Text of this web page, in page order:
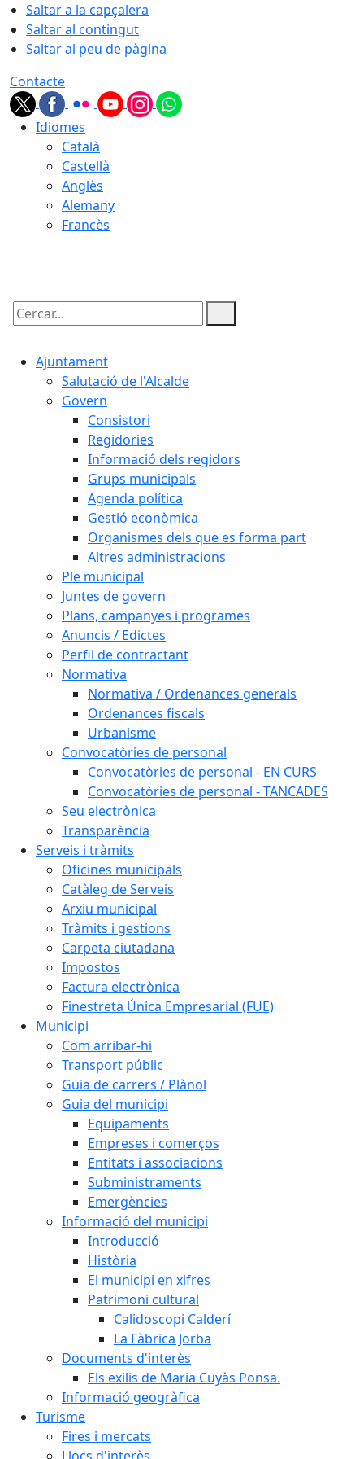
Saltar a la capçalera
Saltar al contingut
Saltar al peu de pàgina
Contacte
Idiomes
Català
Castellà
Anglès
Alemany
Francès
Cercar:
Ajuntament
Salutació de l'Alcalde
Govern
Consistori
Regidories
Informació dels regidors
Grups municipals
Agenda política
Gestió econòmica
Organismes dels que es forma part
Altres administracions
Ple municipal
Juntes de govern
Plans, campanyes i programes
Anuncis / Edictes
Perfil de contractant
Normativa
Normativa / Ordenances generals
Ordenances fiscals
Urbanisme
Convocatòries de personal
Convocatòries de personal - EN CURS
Convocatòries de personal - TANCADES
Seu electrònica
Transparència
Serveis i tràmits
Oficines municipals
Catàleg de Serveis
Arxiu municipal
Tràmits i gestions
Carpeta ciutadana
Impostos
Factura electrònica
Finestreta Única Empresarial (FUE)
Municipi
Com arribar-hi
Transport públic
Guia de carrers / Plànol
Guia del municipi
Equipaments
Empreses i comerços
Entitats i associacions
Subministraments
Emergències
Informació del municipi
Introducció
Història
El municipi en xifres
Patrimoni cultural
Calidoscopi Calderí
La Fàbrica Jorba
Documents d'interès
Els exilis de Maria Cuyàs Ponsa.
Informació geogràfica
Turisme
Fires i mercats